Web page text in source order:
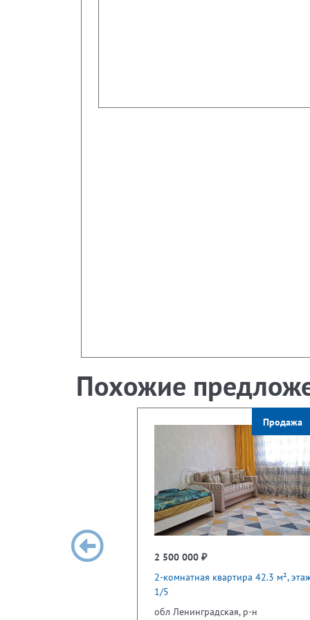
Похожие
Продажа
2 500 000 ₽
2-комнатная квартира 42.3 м²,
1/5
обл Ленинградская, р-н